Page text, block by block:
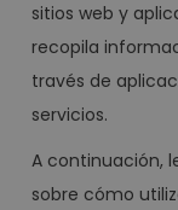
sitios web y
recopila
través de
servicios.
A continuación,
sobre cómo